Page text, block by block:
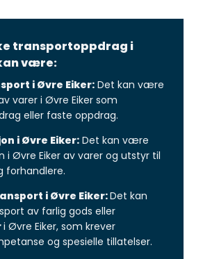
transportoppdrag i
være:
i Øvre Eiker: Det kan være
varer i Øvre Eiker som
eller faste oppdrag.
i Øvre Eiker: Det kan være
i Øvre Eiker av varer og utstyr til
forhandlere.
i Øvre Eiker:Det kan
av farlig gods eller
i Øvre Eiker, som krever
og spesielle tillatelser.